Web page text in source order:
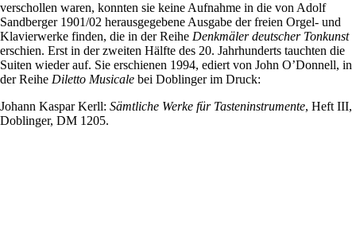
verschollen waren, konnten sie keine Aufnahme in die von Adolf
Sandberger 1901/02 herausgegebene Ausgabe der freien Orgel- und
Klavierwerke finden, die in der Reihe Denkmäler deutscher Tonkunst
erschien. Erst in der zweiten Hälfte des 20. Jahrhunderts tauchten die
Suiten wieder auf. Sie erschienen 1994, ediert von John O’Donnell, in
der Reihe Diletto Musicale bei Doblinger im Druck:
Johann Kaspar Kerll: Sämtliche Werke für Tasteninstrumente, Heft III,
Doblinger, DM 1205.